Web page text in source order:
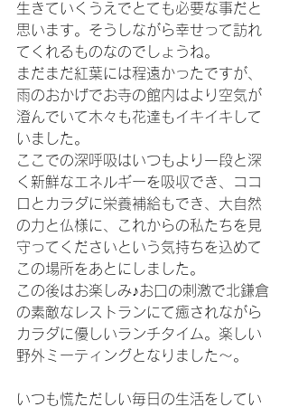
生きていくうえでとても必要な事だと
思います。そうしながら幸せって訪れ
てくれるものなのでしょうね。
まだまだ紅葉には程遠かったですが、
雨のおかげでお寺の館内はより空気が
澄んでいて木々も花達もイキイキして
いました。
ここでの深呼吸はいつもより一段と深
く新鮮なエネルギーを吸収でき、ココ
ロとカラダに栄養補給もでき、大自然
の力と仏様に、これからの私たちを見
守ってくださいという気持ちを込めて
この場所をあとにしました。
この後はお楽しみ♪お口の刺激で北鎌倉
の素敵なレストランにて癒されながら
カラダに優しいランチタイム。楽しい
野外ミーティングとなりました～。
いつも慌ただしい毎日の生活をしてい